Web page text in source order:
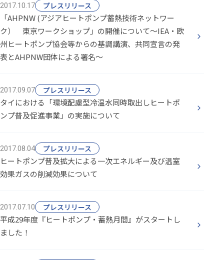
2017.10.17 プレスリリース
「AHPNW (アジアヒートポンプ蓄熱技術ネットワー
ク） 東京ワークショップ」の開催について～IEA・欧
州ヒートポンプ協会等からの基調講演、共同宣言の発
表とAHPNW団体による署名～
2017.09.07 プレスリリース
タイにおける「環境配慮型冷温水同時取出しヒートポ
ンプ普及促進事業」の実施について
2017.08.04 プレスリリース
ヒートポンプ普及拡大による一次エネルギー及び温室
効果ガスの削減効果について
2017.07.10 プレスリリース
平成29年度『ヒートポンプ・蓄熱月間』がスタートし
ました！